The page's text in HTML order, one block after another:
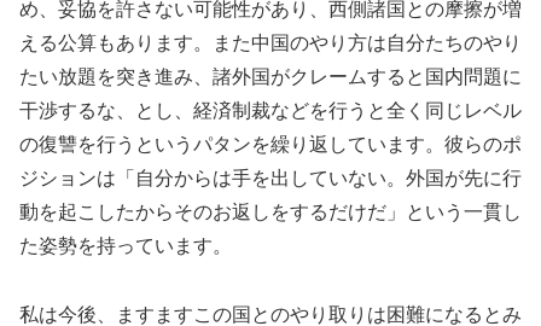
め、妥協を許さない可能性があり、西側諸国との摩擦が増
える公算もあります。また中国のやり方は自分たちのやり
たい放題を突き進み、諸外国がクレームすると国内問題に
干渉するな、とし、経済制裁などを行うと全く同じレベル
の復讐を行うというパタンを繰り返しています。彼らのポ
ジションは「自分からは手を出していない。外国が先に行
動を起こしたからそのお返しをするだけだ」という一貫し
た姿勢を持っています。
私は今後、ますますこの国とのやり取りは困難になるとみ